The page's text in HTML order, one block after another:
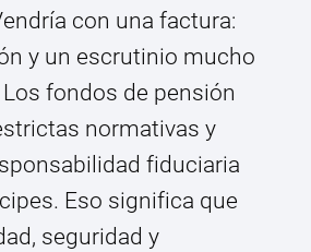
con una factura:
y un escrutinio mucho
fondos de pensión
normativas y
fiduciaria
Eso significa que
seguridad y